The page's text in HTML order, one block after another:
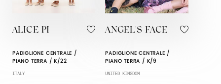
ALICE PI
PADIGLIONE CENTRALE /
PIANO TERRA / K/22
ITALY
ANGEL'S FACE
PADIGLIONE CENTRALE /
PIANO TERRA / K/9
UNITED KINGDOM